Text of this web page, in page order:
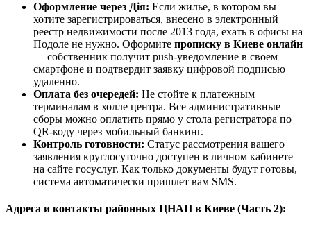
Оформление через Дія: Если жилье, в котором вы
хотите зарегистрироваться, внесено в электронный
реестр недвижимости после 2013 года, ехать в офисы на
Подоле не нужно. Оформите прописку в Киеве онлайн
— собственник получит push-уведомление в своем
смартфоне и подтвердит заявку цифровой подписью
удаленно.
Оплата без очередей: Не стойте к платежным
терминалам в холле центра. Все административные
сборы можно оплатить прямо у стола регистратора по
QR-коду через мобильный банкинг.
Контроль готовности: Статус рассмотрения вашего
заявления круглосуточно доступен в личном кабинете
на сайте госуслуг. Как только документы будут готовы,
система автоматически пришлет вам SMS.
Адреса и контакты районных ЦНАП в Киеве (Часть 2):